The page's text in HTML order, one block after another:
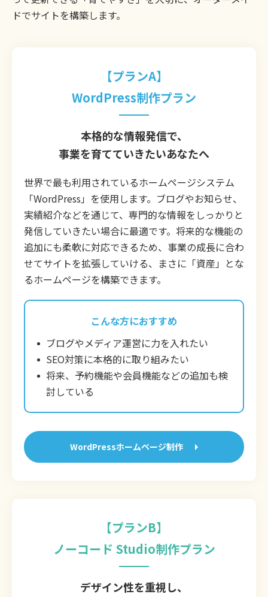
ドでサイトを構築します。
【プランA】
WordPress制作プラン
本格的な情報発信で、
事業を育てていきたいあなたへ
世界で最も利用されているホームページシステム
「WordPress」を使用します。ブログやお知らせ、
実績紹介などを通じて、専門的な情報をしっかりと
発信していきたい場合に最適です。将来的な機能の
追加にも柔軟に対応できるため、事業の成長に合わ
せてサイトを拡張していける、まさに「資産」とな
るホームページを構築できます。
こんな方におすすめ
ブログやメディア運営に力を入れたい
SEO対策に本格的に取り組みたい
将来、予約機能や会員機能などの追加も検
討している
WordPressホームページ制作
【プランB】
ノーコード Studio制作プラン
デザイン性を重視し、